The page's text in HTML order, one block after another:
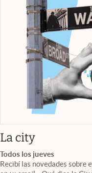
La cityabre en
Todos los jueves
Recibí las novedades sobre